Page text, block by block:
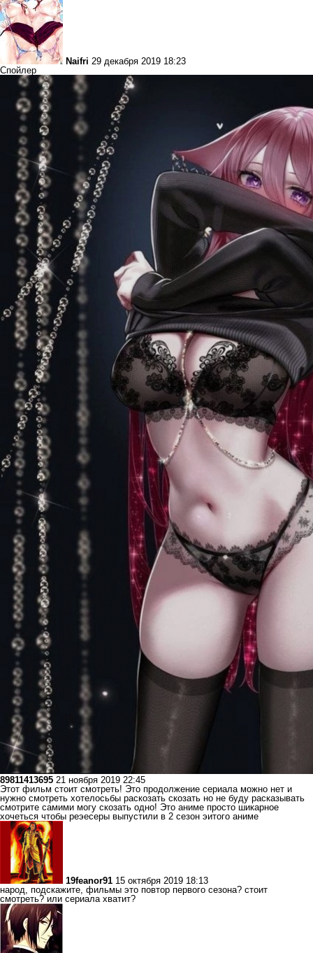
Naifri 29 декабря 2019 18:23
Спойлер
89811413695 21 ноября 2019 22:45
Этот фильм стоит смотреть! Это продолжение сериала можно нет и
нужно смотреть хотелосьбы раскозать скозать но не буду расказывать
смотрите самими могу скозать одно! Это аниме просто шикарное
хочеться чтобы реэесеры выпустили в 2 сезон эитого аниме
19feanor91 15 октября 2019 18:13
народ, подскажите, фильмы это повтор первого сезона? стоит
смотреть? или сериала хватит?